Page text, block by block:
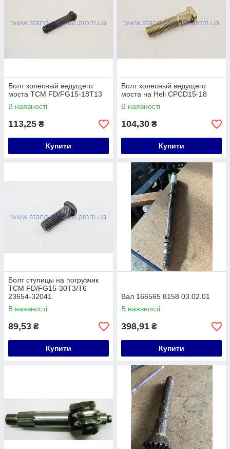
Болт колесный ведущего
моста TCM FD/FG15-18T13
В наявності
113,25 ₴
Купити
Болт колесный ведущего
моста на Heli CPCD15-18
В наявності
104,30 ₴
Купити
Болт ступицы на погрузчик
TCM FD/FG15-30T3/T6
23654-32041
В наявності
89,53 ₴
Купити
Вал 166565 8158 03.02.01
В наявності
398,91 ₴
Купити